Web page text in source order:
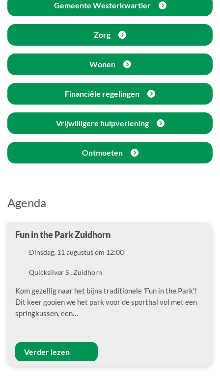
Gemeente Westerkwartier
Zorg
Wonen
Financiële regelingen
Vrijwilligere hulpverlening
Ontmoeten
Agenda
Fun in the Park Zuidhorn
DatumDinsdag, 11 augustus om 12:00
LocatieQuicksilver S , Zuidhorn
Kom gezellig naar het bijna traditionele 'Fun in the Park'!
Dit keer gooien we het park voor de sporthal vol met een
springkussen, een…
Verder lezen